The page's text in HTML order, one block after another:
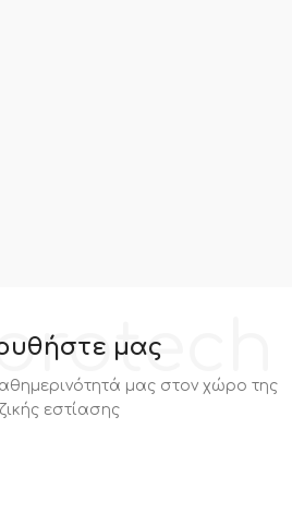
μας
μας στον χώρο της
εστίασης